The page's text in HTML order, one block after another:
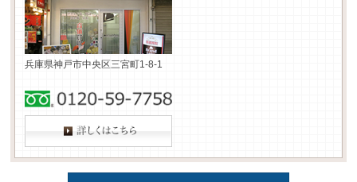
兵庫県神戸市中央区三宮町1-8-1